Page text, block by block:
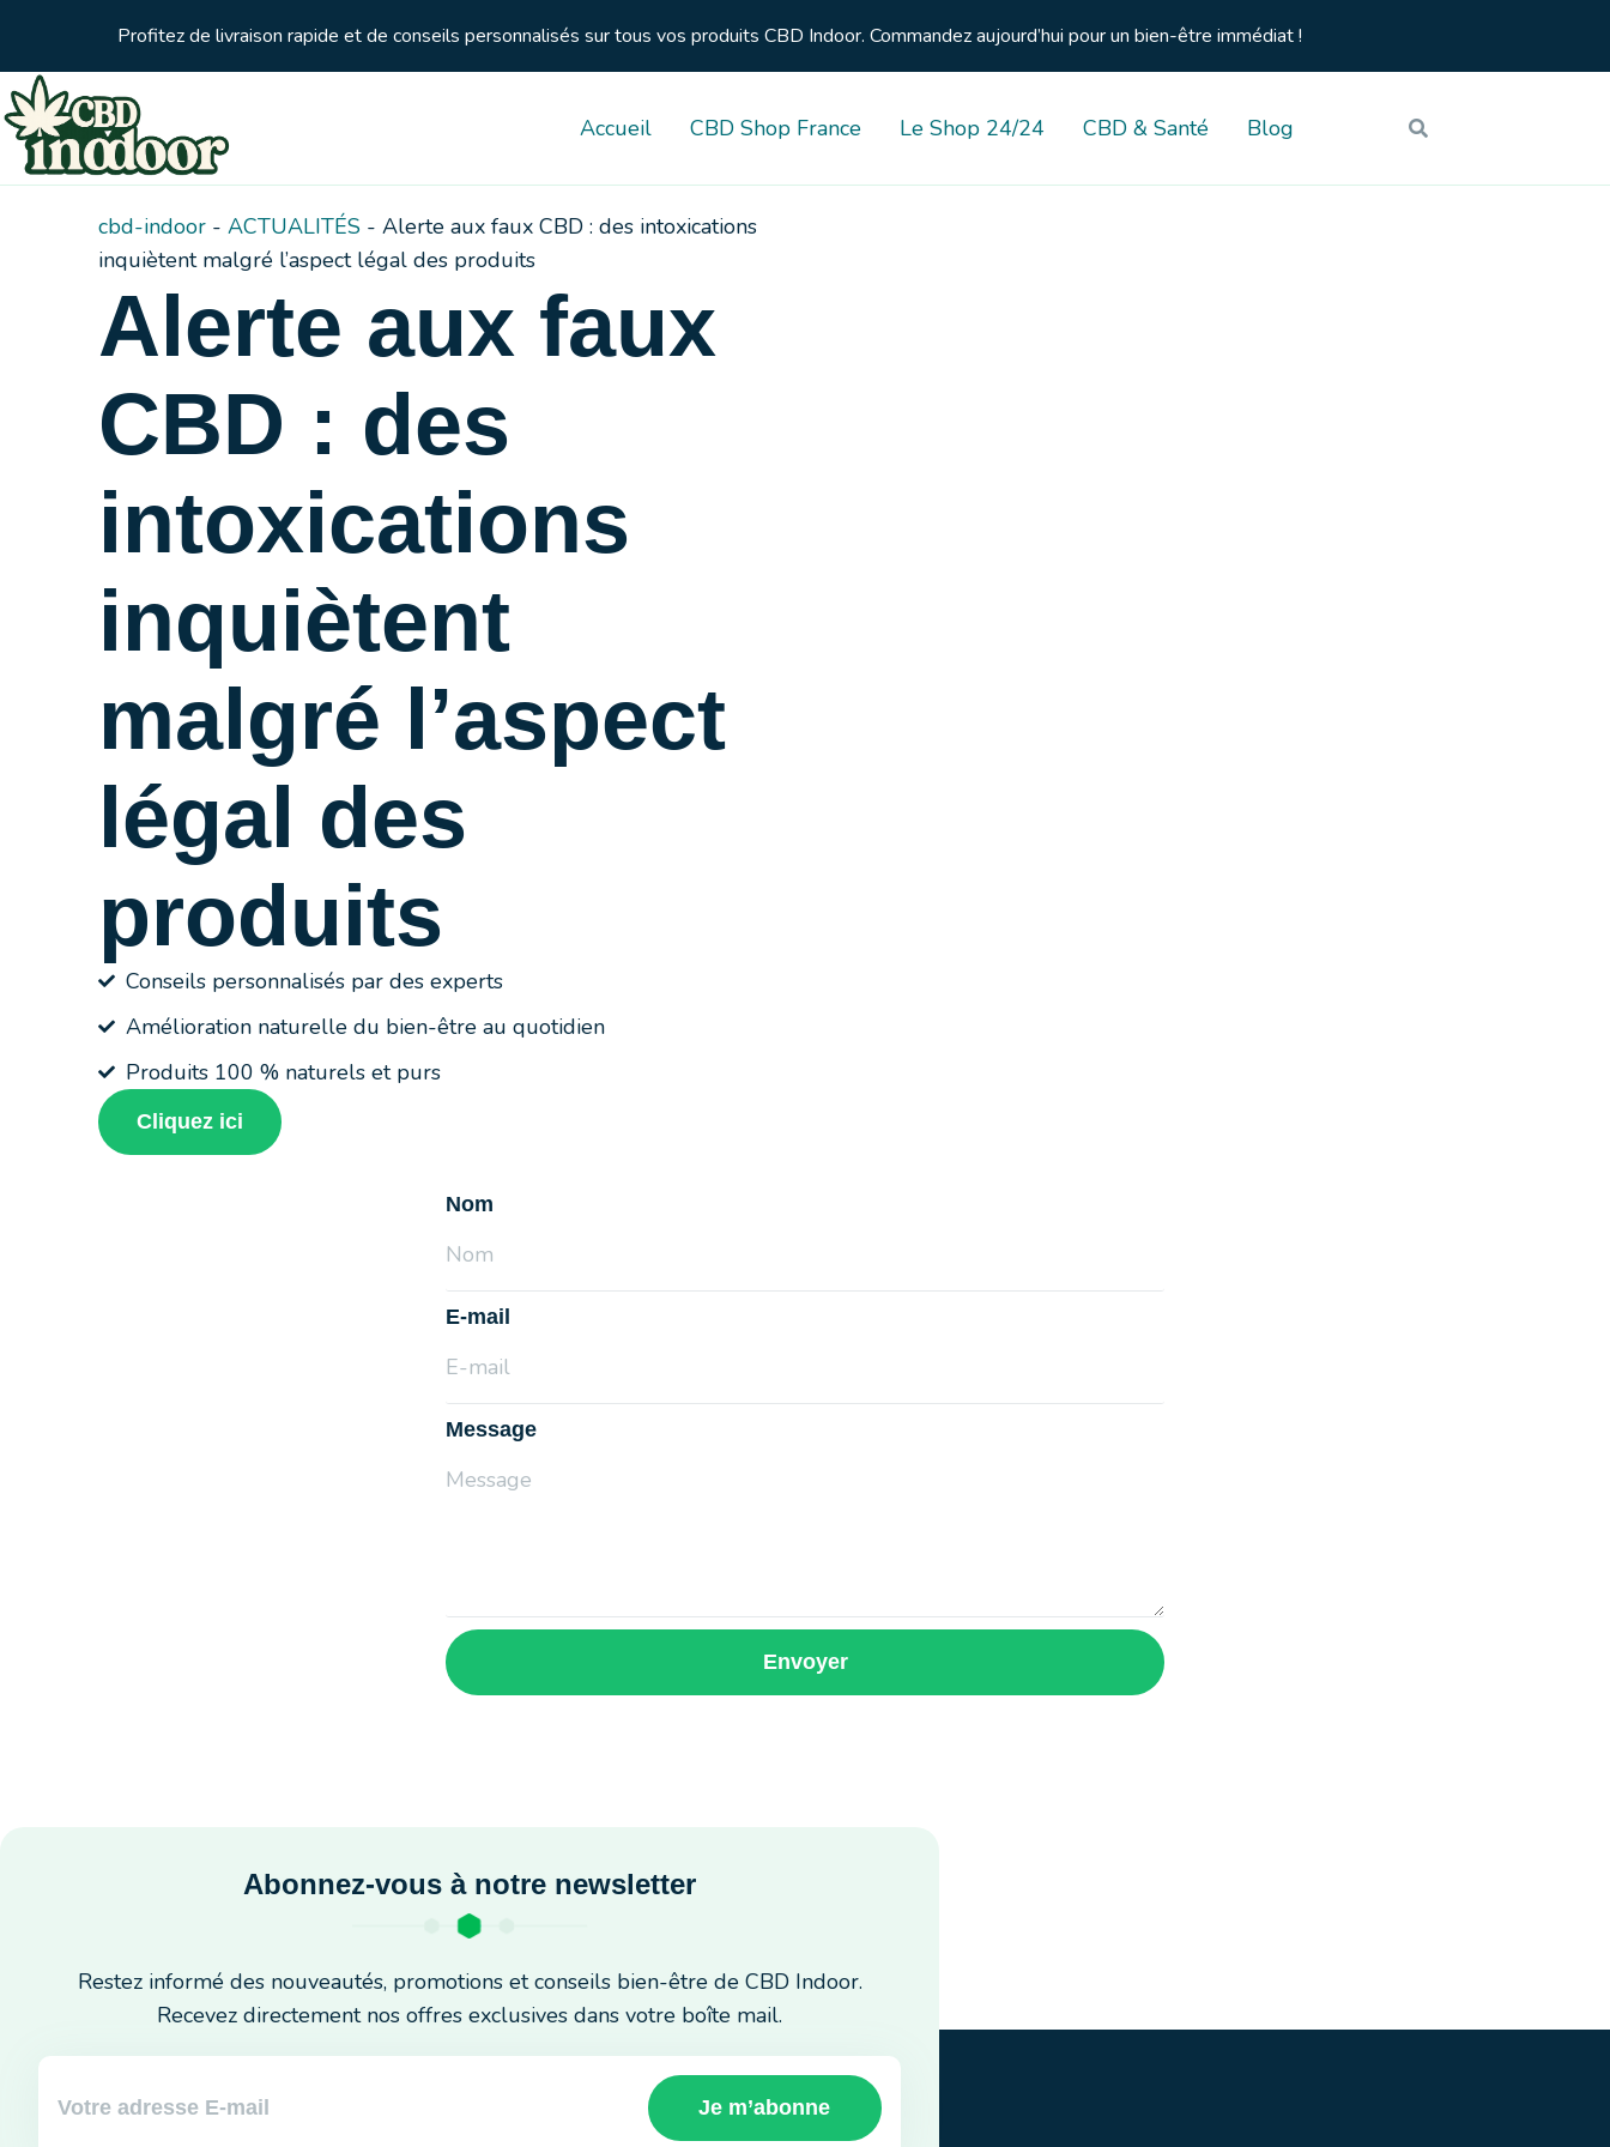
Profitez de livraison rapide et de conseils personnalisés sur tous vos produits CBD Indoor. Commandez aujourd’hui pour un bien-être immédiat !
Accueil CBD Shop France Le Shop 24/24 CBD & Santé Blog
cbd-indoor - ACTUALITÉS - Alerte aux faux CBD : des intoxications
inquiètent malgré l’aspect légal des produits
Alerte aux faux
CBD : des
intoxications
inquiètent
malgré l’aspect
légal des
produits
Conseils personnalisés par des experts
Amélioration naturelle du bien-être au quotidien
Produits 100 % naturels et purs
Cliquez ici
Nom
E-mail
Message
Envoyer
Abonnez-vous à notre newsletter
Restez informé des nouveautés, promotions et conseils bien-être de CBD Indoor.
Recevez directement nos offres exclusives dans votre boîte mail.
Je m’abonne